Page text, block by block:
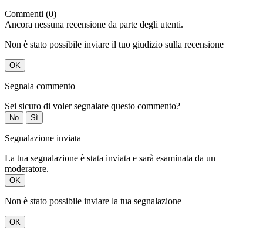
Commenti (0)
Ancora nessuna recensione da parte degli utenti.
Non è stato possibile inviare il tuo giudizio sulla recensione
OK
Segnala commento
Sei sicuro di voler segnalare questo commento?
No Sì
Segnalazione inviata
La tua segnalazione è stata inviata e sarà esaminata da un
moderatore.
OK
Non è stato possibile inviare la tua segnalazione
OK